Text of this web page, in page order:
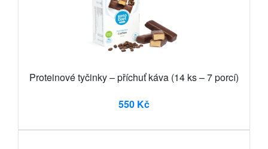
Proteinové tyčinky – příchuť káva (14 ks – 7 porcí)
550 Kč